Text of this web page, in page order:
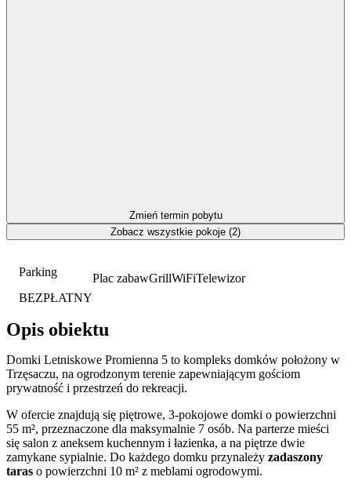
Parking
BEZPŁATNY
Plac zabawGrillWiFiTelewizor
Opis obiektu
Domki Letniskowe Promienna 5 to kompleks domków położony w
Trzęsaczu, na ogrodzonym terenie zapewniającym gościom
prywatność i przestrzeń do rekreacji.
W ofercie znajdują się piętrowe, 3-pokojowe domki o powierzchni
55 m², przeznaczone dla maksymalnie 7 osób. Na parterze mieści
się salon z aneksem kuchennym i łazienka, a na piętrze dwie
zamykane sypialnie. Do każdego domku przynależy zadaszony
taras o powierzchni 10 m² z meblami ogrodowymi.
Zmień termin pobytu
Zobacz wszystkie pokoje (2)